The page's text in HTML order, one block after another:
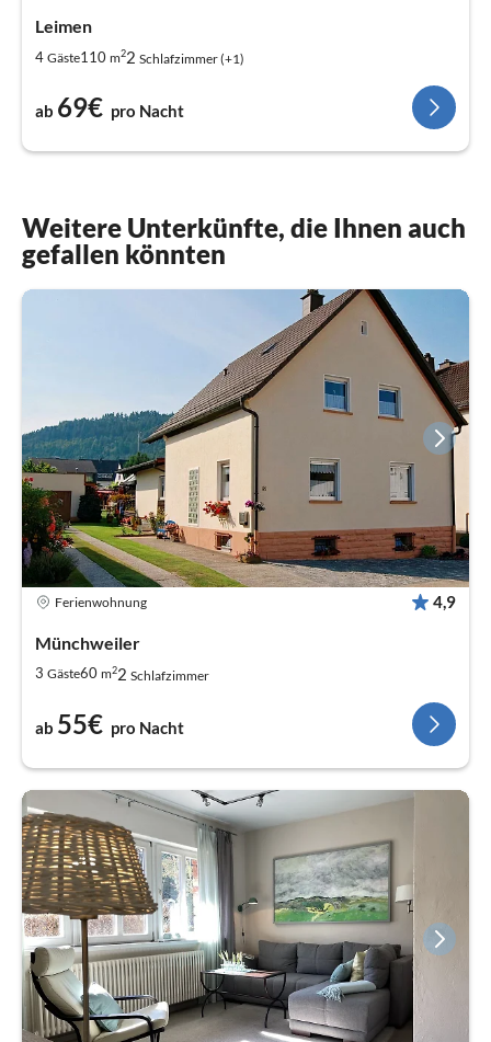
Leimen
4 Gäste110 m22 Schlafzimmer (+1)
ab 69€ pro Nacht
Weitere Unterkünfte, die Ihnen auch
gefallen könnten
Ferienwohnung 4,9
Münchweiler
3 Gäste60 m22 Schlafzimmer
ab 55€ pro Nacht